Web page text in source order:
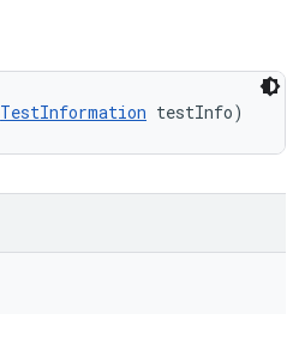
TestInformation testInfo)